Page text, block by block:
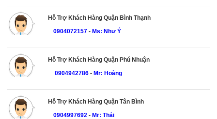
Hỗ Trợ Khách Hàng Quận Bình Thạnh
0904072157- Ms: Như Ý
Hỗ Trợ Khách Hàng Quận Phú Nhuận
0904942786- Mr: Hoàng
Hỗ Trợ Khách Hàng Quận Tân Bình
0904997692- Mr: Thái